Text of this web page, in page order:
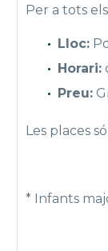
Per a tots
Lloc:
Horari:
Preu:
Les places
* Infants